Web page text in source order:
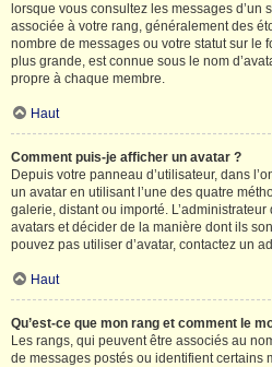
lorsque vous consultez les messages d’un
associée à votre rang, généralement des
nombre de messages ou votre statut sur le
plus grande, est connue sous le nom
propre à chaque membre.
Haut
Comment puis-je afficher un avatar ?
Depuis votre panneau d’utilisateur, dans
un avatar en utilisant l’une des quatre
galerie, distant ou importé.
avatars et décider de la manière dont ils
pouvez pas utiliser d’avatar, contactez un
Haut
Qu’est-ce que mon rang et comment le
Les rangs, qui peuvent être associés au
de messages postés ou identifient certains